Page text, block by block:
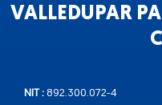
VALLEDUPAR
NIT : 892.300.072-4